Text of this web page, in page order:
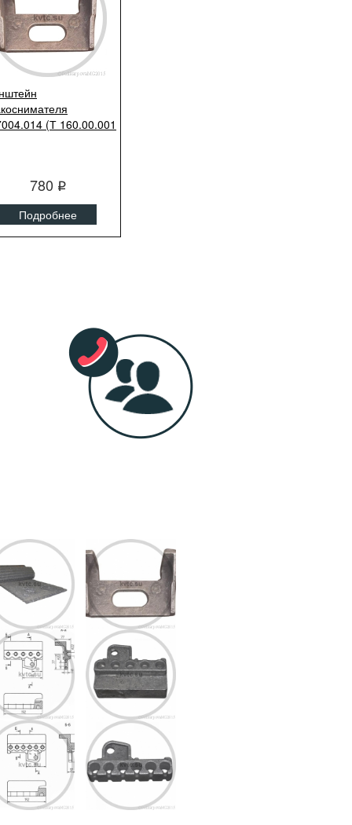
(Т 160.00.001
780 q
Подробнее